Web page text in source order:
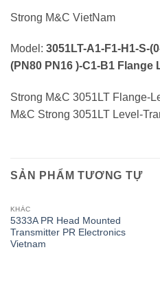
Strong M&C VietNam
Model: 3051LT-A1-F1-H1-S-
(PN80 PN16 )-C1-B1 Flange
Strong M&C 3051LT Flange-
M&C Strong 3051LT Level-
SẢN PHẨM TƯƠNG TỰ
KHÁC
5333A PR Head Mounted
Transmitter PR Electronics
Vietnam